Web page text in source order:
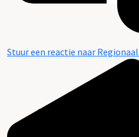
Stuur een reactie naar